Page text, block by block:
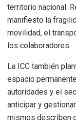
territorio nacional.
manifiesto la
movilidad, el
los colaboradores.
La ICC también
espacio
autoridades y el
anticipar y
mismos describen